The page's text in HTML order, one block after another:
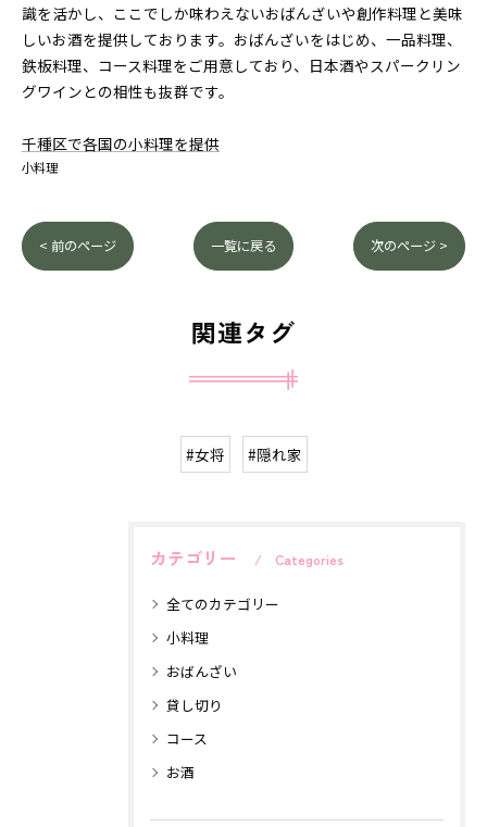
識を活かし、ここでしか味わえないおばんざいや創作料理と美味
しいお酒を提供しております。おばんざいをはじめ、一品料理、
鉄板料理、コース料理をご用意しており、日本酒やスパークリン
グワインとの相性も抜群です。
千種区で各国の小料理を提供
小料理
< 前のページ 一覧に戻る 次のページ >
関連タグ
#女将 #隠れ家
カテゴリー Categories
全てのカテゴリー
小料理
おばんざい
貸し切り
コース
お酒